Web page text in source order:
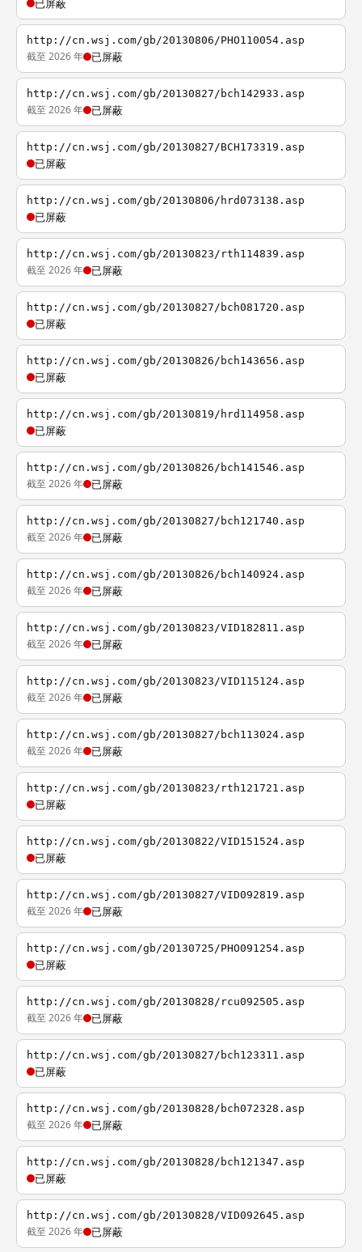
已屏蔽
http://cn.wsj.com/gb/20130806/PHO110054.asp
截至 2026 年 已屏蔽
http://cn.wsj.com/gb/20130827/bch142933.asp
截至 2026 年 已屏蔽
http://cn.wsj.com/gb/20130827/BCH173319.asp
已屏蔽
http://cn.wsj.com/gb/20130806/hrd073138.asp
已屏蔽
http://cn.wsj.com/gb/20130823/rth114839.asp
截至 2026 年 已屏蔽
http://cn.wsj.com/gb/20130827/bch081720.asp
已屏蔽
http://cn.wsj.com/gb/20130826/bch143656.asp
已屏蔽
http://cn.wsj.com/gb/20130819/hrd114958.asp
已屏蔽
http://cn.wsj.com/gb/20130826/bch141546.asp
截至 2026 年 已屏蔽
http://cn.wsj.com/gb/20130827/bch121740.asp
截至 2026 年 已屏蔽
http://cn.wsj.com/gb/20130826/bch140924.asp
截至 2026 年 已屏蔽
http://cn.wsj.com/gb/20130823/VID182811.asp
截至 2026 年 已屏蔽
http://cn.wsj.com/gb/20130823/VID115124.asp
截至 2026 年 已屏蔽
http://cn.wsj.com/gb/20130827/bch113024.asp
截至 2026 年 已屏蔽
http://cn.wsj.com/gb/20130823/rth121721.asp
已屏蔽
http://cn.wsj.com/gb/20130822/VID151524.asp
已屏蔽
http://cn.wsj.com/gb/20130827/VID092819.asp
截至 2026 年 已屏蔽
http://cn.wsj.com/gb/20130725/PHO091254.asp
已屏蔽
http://cn.wsj.com/gb/20130828/rcu092505.asp
截至 2026 年 已屏蔽
http://cn.wsj.com/gb/20130827/bch123311.asp
已屏蔽
http://cn.wsj.com/gb/20130828/bch072328.asp
截至 2026 年 已屏蔽
http://cn.wsj.com/gb/20130828/bch121347.asp
已屏蔽
http://cn.wsj.com/gb/20130828/VID092645.asp
截至 2026 年 已屏蔽